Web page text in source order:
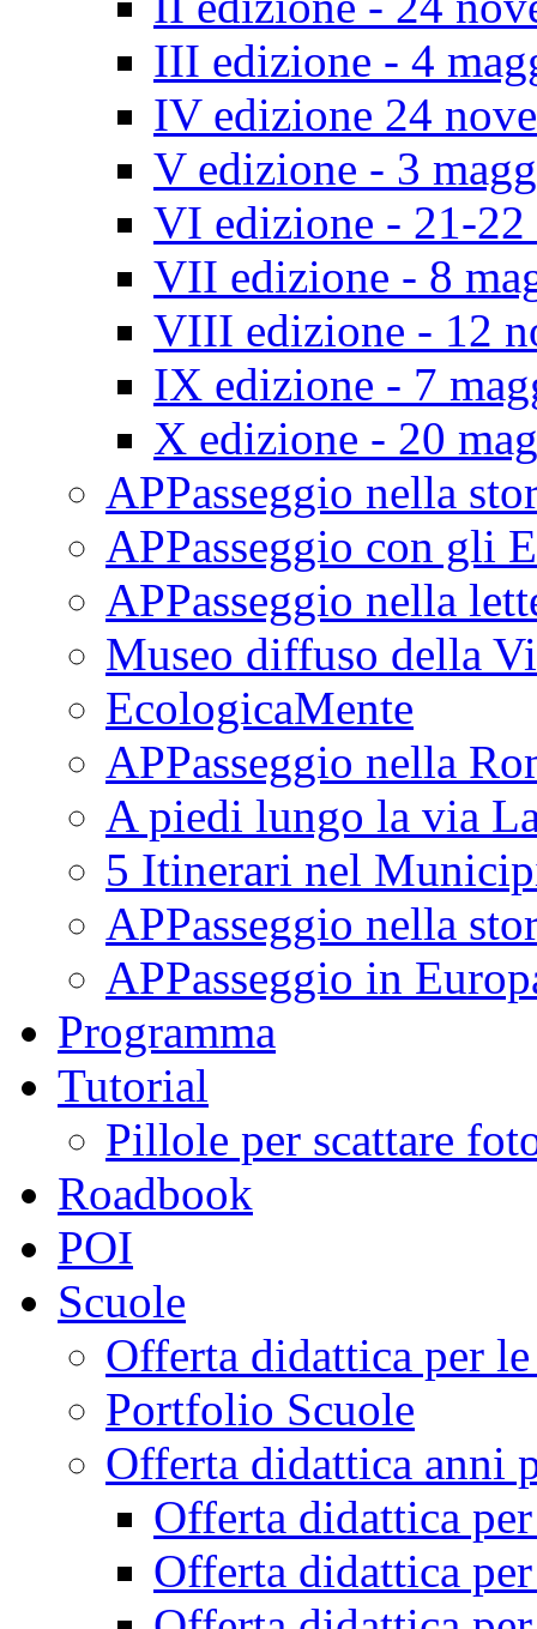
III edizione - 4
IV edizione 24
V edizione - 3
VI edizione - 21-22
VII edizione - 8
VIII edizione - 12
IX edizione - 7
X edizione - 20
APPasseggio nella
APPasseggio con gli
APPasseggio nella
Museo diffuso della
EcologicaMente
APPasseggio nella
A piedi lungo la via
5 Itinerari nel
APPasseggio nella
APPasseggio in
Programma
Tutorial
Pillole per scattare
Roadbook
POI
Scuole
Offerta didattica per
Portfolio Scuole
Offerta didattica anni
Offerta didattica
Offerta didattica